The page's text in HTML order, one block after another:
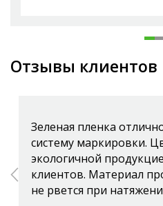
Отзывы клиентов
Зеленая пленка
систему маркировки.
экологичной
клиентов. Материал
не рвется при